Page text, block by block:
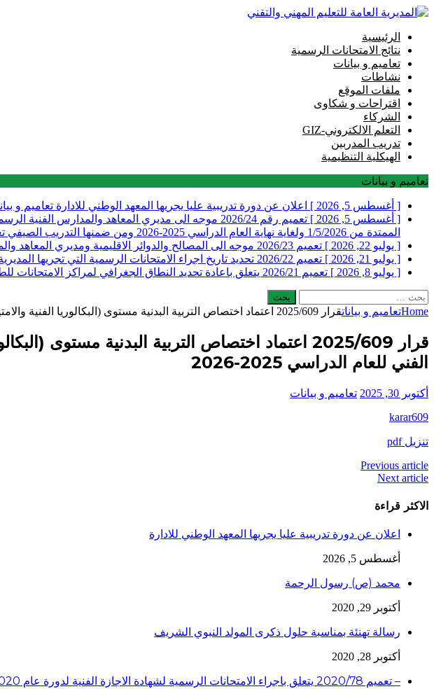
الرئيسية
نتائج الامتحانات الرسمية
تعاميم و بيانات
نشاطات
ملفات الموقع
اقتراحات و شكاوى
الشركاء
التعلم الالكتروني-GIZ
تدريب المدربين
الهيكلية التنظيمية
تعاميم و بيانات
[ أغسطس 5, 2026 ] اعلان عن دورة تدريبية عليا يجريها المعهد الوطني للادارة تعاميم و
[ أغسطس 5, 2026 ]
تعميم رقم 2026/24 موجه الى مديري المعاهد والمدارس
الممتدة من 1/5/2026 ولغاية نهاية العام الدراسي 2025-2026 ومن ضمنها التدريب الصيفي
[ يوليو 22, 2026 ]
تعميم 2026/23 موجه الى المصالح والدوائر الاقليمية ومديري المعاهد والمدارس الفنية الرسمية في المديرية العامة للتعليم المهني والتقني يتعلق بارسال التقارير السنوية
[ يوليو 21, 2026 ]
تعميم 2026/22 تحديد تاريخ اجراء الامتحانات الرسمية التي تجريها المديرية العامة للتعليم المهني والتقني للعام 2026 الدورة الاولى
[ يوليو 8, 2026 ]
تعميم 2026/21 يتعلق باعادة تحديد النطاق الجغرافي لمراكز الامتحانات للطلاب المسجلين في عدد من المعاهد والمدارس الفنية الرسمية والخاصة
البحث
عن:
Homeتعاميم و بياناتقرار 2025/609 اعتماد اختصاص التربية البدنية مستوى (البكالوريا الفنية والامتياز الفني ) والغاء اختصاص قديم في معهد عين الذهب الفني للعام الدراسي 2025-2026
قرار 2025/609 اعتماد اختصاص التربية البدنية
الفني للعام الدراسي 2025-2026
أكتوبر 30, 2025
تعاميم و بيانات
karar609
تنزيل pdf
Previous article
Next article
الاكثر قراءة
اعلان عن دورة تدريبية عليا يجريها المعهد الوطني للادارة
أغسطس 5, 2026
محمد (ص) رسول الرحمة
أكتوبر 29, 2020
رسالة تهنئة بمناسبة حلول ذكرى المولد النبوي الشريف
أكتوبر 28, 2020
– تعميم 2020/78 يتعلق باجراء الامتحانات الرسمية لشهادة الاجازة الفنية لدورة عام 2020